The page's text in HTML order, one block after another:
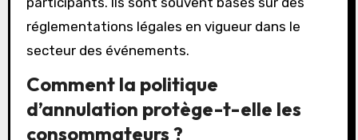
réglementations légales en vigueur dans le
secteur des événements.
Comment la politique
d’annulation protège-t-elle les
consommateurs ?